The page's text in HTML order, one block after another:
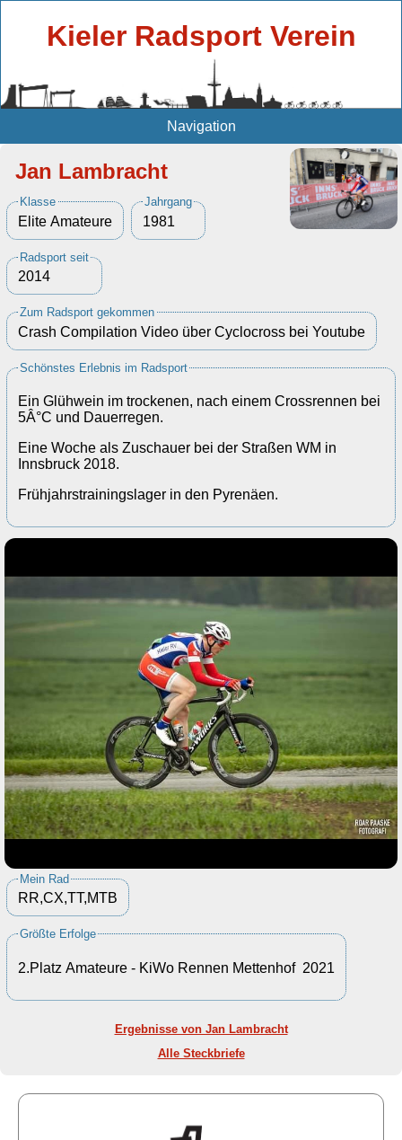
Kieler Radsport Verein
Navigation
Jan Lambracht
Klasse
Elite Amateure
Jahrgang
1981
Radsport seit
2014
Zum Radsport gekommen
Crash Compilation Video über Cyclocross bei Youtube
Schönstes Erlebnis im Radsport
Ein Glühwein im trockenen, nach einem Crossrennen bei
5Â°C und Dauerregen.
Eine Woche als Zuschauer bei der Straßen WM in
Innsbruck 2018.
Frühjahrstrainingslager in den Pyrenäen.
Mein Rad
RR,CX,TT,MTB
Größte Erfolge
2.Platz Amateure - KiWo Rennen Mettenhof 2021
Ergebnisse von Jan Lambracht
Alle Steckbriefe